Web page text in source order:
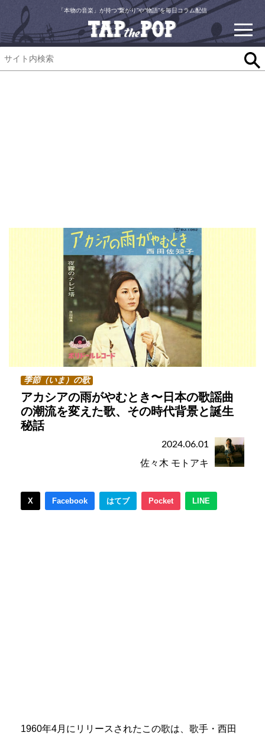
「本物の音楽」が持つ“繋がり”や“物語”を毎日コラム配信
季節（いま）の歌
アカシアの雨がやむとき〜日本の歌謡曲
の潮流を変えた歌、その時代背景と誕生
秘話
2024.06.01
佐々木 モトアキ
X Facebook はてブ Pocket LINE
1960年4月にリリースされたこの歌は、歌手・西田